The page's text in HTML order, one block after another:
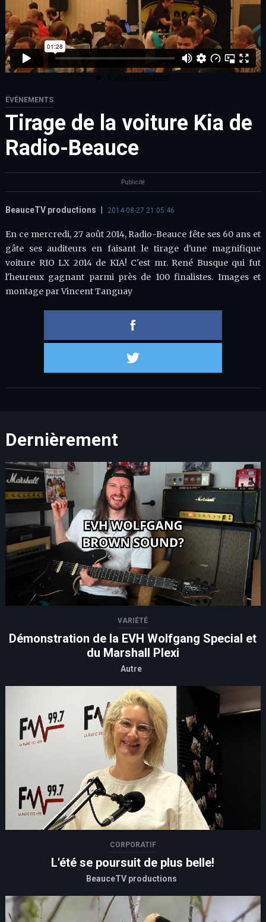
ÉVÉNEMENTS
Tirage de la voiture Kia de
Radio-Beauce
Publicité
BeauceTV productions 2014-08-27 21:05:46
En ce mercredi, 27 août 2014, Radio-Beauce fête ses 60 ans et
gâte ses auditeurs en faisant le tirage d'une magnifique
voiture RIO LX 2014 de KIA! C'est mr. René Busque qui fut
l'heureux gagnant parmi près de 100 finalistes. Images et
montage par Vincent Tanguay
Dernièrement
VARIÉTÉ
Démonstration de la EVH Wolfgang Special et
du Marshall Plexi
Autre
CORPORATIF
L'été se poursuit de plus belle!
BeauceTV productions